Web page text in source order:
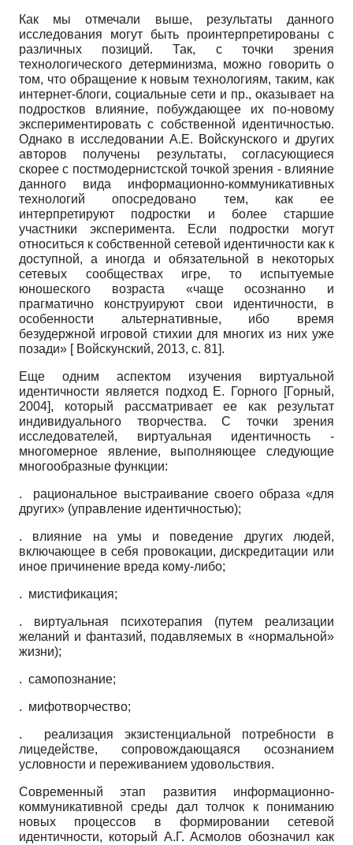
Как мы отмечали выше, результаты данного
исследования могут быть проинтерпретированы с
различных позиций. Так, с точки зрения
технологического детерминизма, можно говорить о
том, что обращение к новым технологиям, таким, как
интернет-блоги, социальные сети и пр., оказывает на
подростков влияние, побуждающее их по-новому
экспериментировать с собственной идентичностью.
Однако в исследовании А.Е. Войскунского и других
авторов получены результаты, согласующиеся
скорее с постмодернистской точкой зрения - влияние
данного вида информационно-коммуникативных
технологий опосредовано тем, как ее
интерпретируют подростки и более старшие
участники эксперимента. Если подростки могут
относиться к собственной сетевой идентичности как к
доступной, а иногда и обязательной в некоторых
сетевых сообществах игре, то испытуемые
юношеского возраста «чаще осознанно и
прагматично конструируют свои идентичности, в
особенности альтернативные, ибо время
безудержной игровой стихии для многих из них уже
позади» [Войскунский, 2013, с. 81].
Еще одним аспектом изучения виртуальной
идентичности является подход Е. Горного [Горный,
2004], который рассматривает ее как результат
индивидуального творчества. С точки зрения
исследователей, виртуальная идентичность -
многомерное явление, выполняющее следующие
многообразные функции:
. рациональное выстраивание своего образа «для
других» (управление идентичностью);
. влияние на умы и поведение других людей,
включающее в себя провокации, дискредитации или
иное причинение вреда кому-либо;
. мистификация;
. виртуальная психотерапия (путем реализации
желаний и фантазий, подавляемых в «нормальной»
жизни);
. самопознание;
. мифотворчество;
. реализация экзистенциальной потребности в
лицедействе, сопровождающаяся осознанием
условности и переживанием удовольствия.
Современный этап развития информационно-
коммуникативной среды дал толчок к пониманию
новых процессов в формировании сетевой
идентичности, который А.Г. Асмолов обозначил как